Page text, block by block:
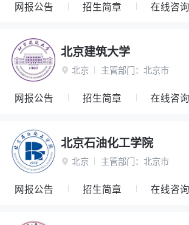
网报公告 招生简章 在线咨询
北京建筑大学
 北京 主管部门： 北京市
网报公告 招生简章 在线咨询
北京石油化工学院
 北京 主管部门： 北京市
网报公告 招生简章 在线咨询